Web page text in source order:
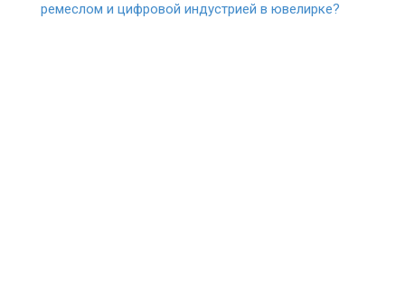
ремеслом и цифровой индустрией в ювелирке?